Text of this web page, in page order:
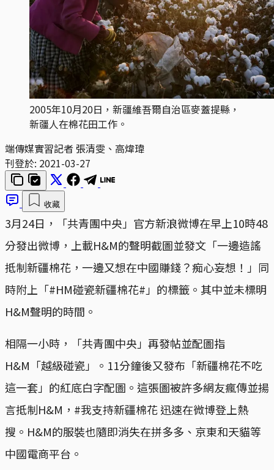
2005年10月20日，新疆維吾爾自治區麥蓋提縣，
新疆人在棉花田工作。
端傳媒實習記者 張清雯、高煒瑋
刊登於: 2021-03-27
收藏
3月24日，「共青團中央」官方新浪微博在早上10時48
分發出微博，上載H&M的聲明截圖並發文「一邊造謠
抵制新疆棉花，一邊又想在中國賺錢？痴心妄想！」同
時附上「#HM碰瓷新疆棉花#」的標籤。其中並未標明
H&M聲明的時間。
相隔一小時，「共青團中央」再發帖並配圖指
H&M「越級碰瓷」。11分鐘後又發布「新疆棉花不吃
這一套」的紅底白字配圖。這張圖被許多網友瘋傳並揚
言抵制H&M，#我支持新疆棉花 迅速在微博登上熱
搜。H&M的服裝也隨即消失在拼多多、京東和天貓等
中國電商平台。